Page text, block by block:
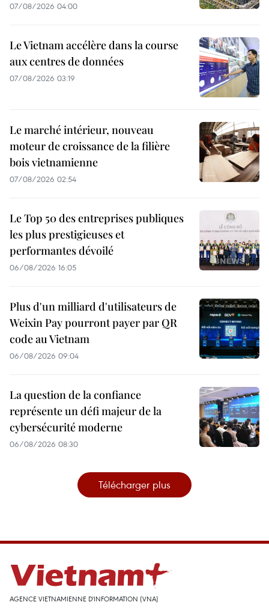
07/08/2026 04:00
Le Vietnam accélère dans la course
aux centres de données
07/08/2026 03:19
Le marché intérieur, nouveau
moteur de croissance de la filière
bois vietnamienne
07/08/2026 02:54
Le Top 50 des entreprises publiques
les plus prestigieuses et
performantes dévoilé
06/08/2026 16:05
Plus d'un milliard d'utilisateurs de
Weixin Pay pourront payer par QR
code au Vietnam
06/08/2026 09:04
La question de la confiance
représente un défi majeur de la
cybersécurité moderne
06/08/2026 08:30
Télécharger plus
AGENCE VIETNAMIENNE D'INFORMATION (VNA)